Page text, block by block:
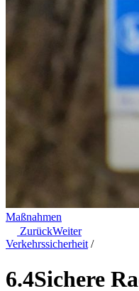
Maßnahmen
ZurückWeiter
Verkehrssicherheit /
6.4Sichere